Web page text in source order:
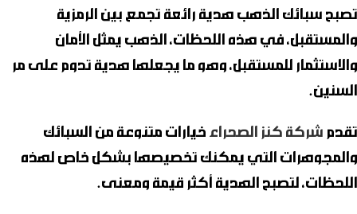
تصبح سبائك الذهب هدية رائعة تجمع بين الرمزية
والمستقبل، في هذه اللحظات، الذهب يمثل الأمان
والاستثمار للمستقبل، وهو ما يجعلها هدية تدوم على مر
السنين.
تقدم شركة كنز الصحراء خيارات متنوعة من
السبائك
والمجوهرات
التي يمكنك تخصيصها بشكل خاص لهذه
اللحظات، لتصبح الهدية أكثر قيمة ومعنى.